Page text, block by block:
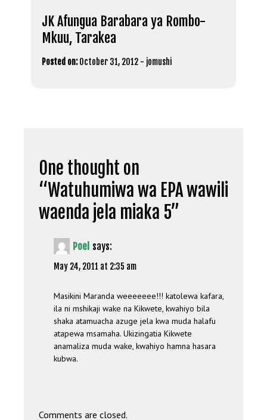
JK Afungua Barabara ya Rombo-
Mkuu, Tarakea
Posted on: October 31, 2012 - jomushi
One thought on
“Watuhumiwa wa EPA wawili
waenda jela miaka 5”
Poel says:
May 24, 2011 at 2:35 am
Masikini Maranda weeeeeee!!! katolewa kafara,
ila ni mshikaji wake na Kikwete, kwahiyo bila
shaka atamuacha azuge jela kwa muda halafu
atapewa msamaha. Ukizingatia Kikwete
anamaliza muda wake, kwahiyo hamna hasara
kubwa.
Comments are closed.